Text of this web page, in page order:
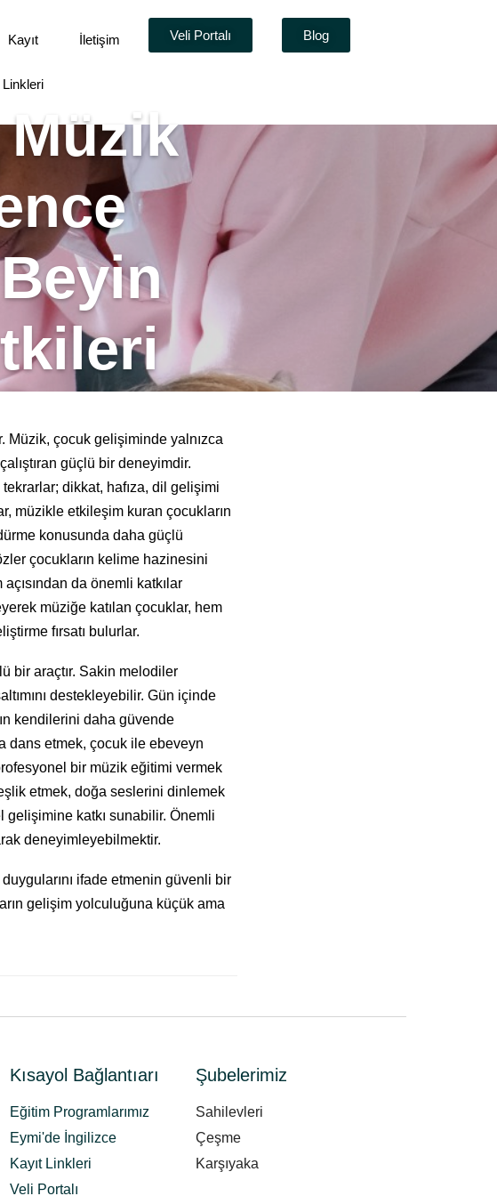
Kayıt
Linkleri
İletişim Veli Portalı Blog
Müzik, çocuk gelişiminde yalnızca
güçlü bir deneyimdir.
dikkat, hafıza, dil gelişimi
müzikle etkileşim kuran çocukların
konusunda daha güçlü
çocukların kelime hazinesini
da önemli katkılar
müziğe katılan çocuklar, hem
fırsatı bulurlar.
bir araçtır. Sakin melodiler
destekleyebilir. Gün içinde
kendilerini daha güvende
dans etmek, çocuk ile ebeveyn
bir müzik eğitimi vermek
etmek, doğa seslerini dinlemek
gelişimine katkı sunabilir. Önemli
deneyimleyebilmektir.
ifade etmenin güvenli bir
gelişim yolculuğuna küçük ama
Kısayol Bağlantıarı
Eğitim Programlarımız
Eymi'de İngilizce
Kayıt Linkleri
Veli Portalı
Şubelerimiz
Sahilevleri
Çeşme
Karşıyaka